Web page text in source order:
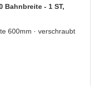
Bahnbreite - 1 ST,
600mm · verschraubt